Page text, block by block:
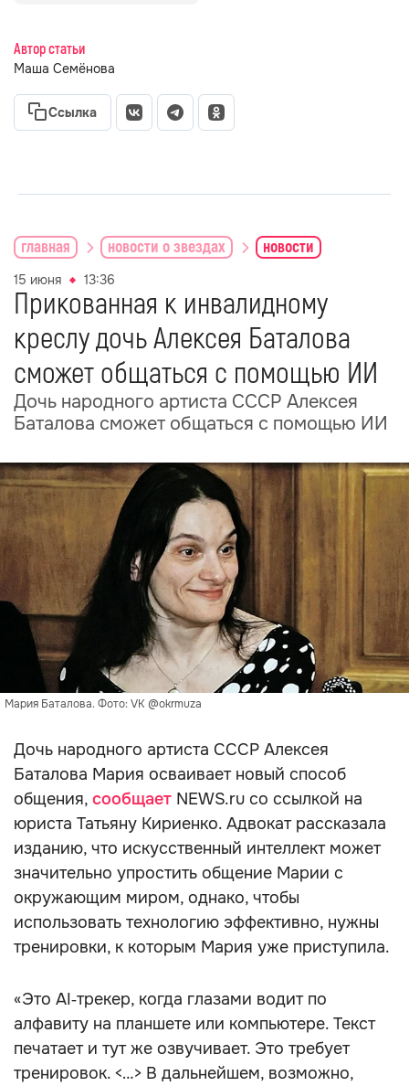
Автор статьи
Маша Семёнова
Ссылка
главная новости о звездах новости
15 июня 13:36
Прикованная к инвалидному
креслу дочь Алексея Баталова
сможет общаться с помощью ИИ
Дочь народного артиста СССР Алексея
Баталова сможет общаться с помощью ИИ
Мария Баталова. Фото: VK @okrmuza
Дочь народного артиста СССР Алексея
Баталова Мария осваивает новый способ
общения, сообщает NEWS.ru со ссылкой на
юриста Татьяну Кириенко. Адвокат рассказала
изданию, что искусственный интеллект может
значительно упростить общение Марии с
окружающим миром, однако, чтобы
использовать технологию эффективно, нужны
тренировки, к которым Мария уже приступила.
«Это AI‑трекер, когда глазами водит по
алфавиту на планшете или компьютере. Текст
печатает и тут же озвучивает. Это требует
тренировок. <…> В дальнейшем, возможно,